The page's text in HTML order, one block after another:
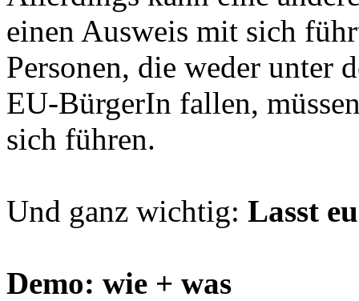
einen Ausweis mit sich
Personen, die weder unter
EU-BürgerIn fallen,
sich führen.
Und ganz wichtig: Lasst
Demo: wie + was